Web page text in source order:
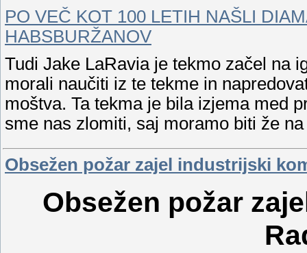
PO VEČ KOT 100 LETIH NAŠLI
HABSBURŽANOV
Tudi Jake LaRavia je tekmo začel na
morali naučiti iz te tekme in
moštva. Ta tekma je bila izjema med
sme nas zlomiti, saj moramo biti že
Obsežen požar zajel industrijski
Obsežen požar